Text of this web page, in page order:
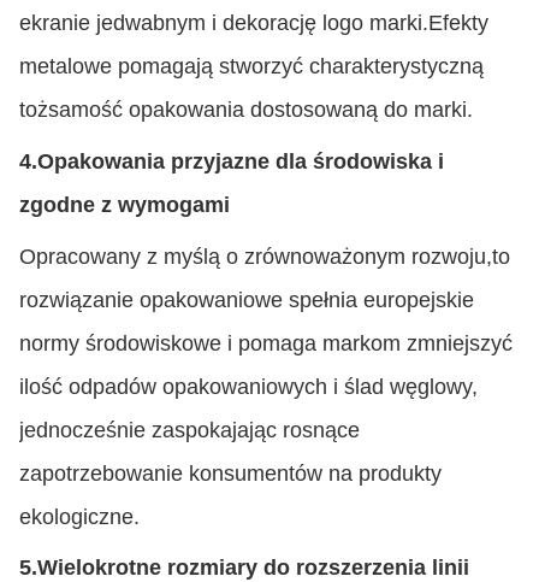
ekranie jedwabnym i dekorację logo marki.Efekty
metalowe pomagają stworzyć charakterystyczną
tożsamość opakowania dostosowaną do marki.
4.Opakowania przyjazne dla środowiska i
zgodne z wymogami
Opracowany z myślą o zrównoważonym rozwoju,to
rozwiązanie opakowaniowe spełnia europejskie
normy środowiskowe i pomaga markom zmniejszyć
ilość odpadów opakowaniowych i ślad węglowy,
jednocześnie zaspokajając rosnące
zapotrzebowanie konsumentów na produkty
ekologiczne.
5.Wielokrotne rozmiary do rozszerzenia linii